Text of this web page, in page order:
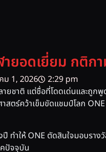
ยอดเยี่ยม กติก
ม 1, 2026
2:29 pm
ชาติ แต่ชื่อที่โดดเด่นและถู
ตร์คว้าเข็มขัดแชมป์โลก
ำให้ ONE ตัดสินใจมอบราง
ปัจจุบัน